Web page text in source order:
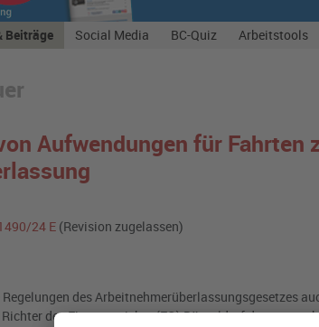
Beiträge Social Media BC-Quiz Arbeitstools
Aufwendungen für
24 E (Revision zugelassen)
Regelungen des Arbeitnehmerüberlassungsgesetzes
Richter des Finanzgerichts (FG) Düsseldorf dagegen